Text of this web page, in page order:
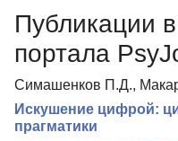
Публикации
портала
Симашенков П.Д.,
Искушение цифрой:
прагматики